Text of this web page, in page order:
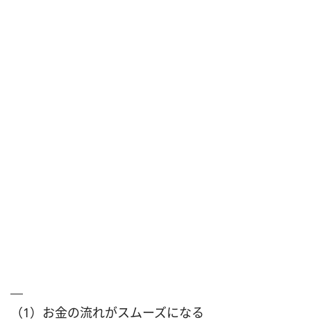
（1）お金の流れがスムーズになる